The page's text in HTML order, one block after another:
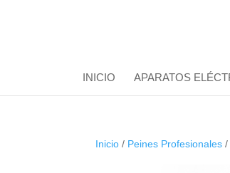
INICIO APARATOS
Inicio / Peines Profesionales /